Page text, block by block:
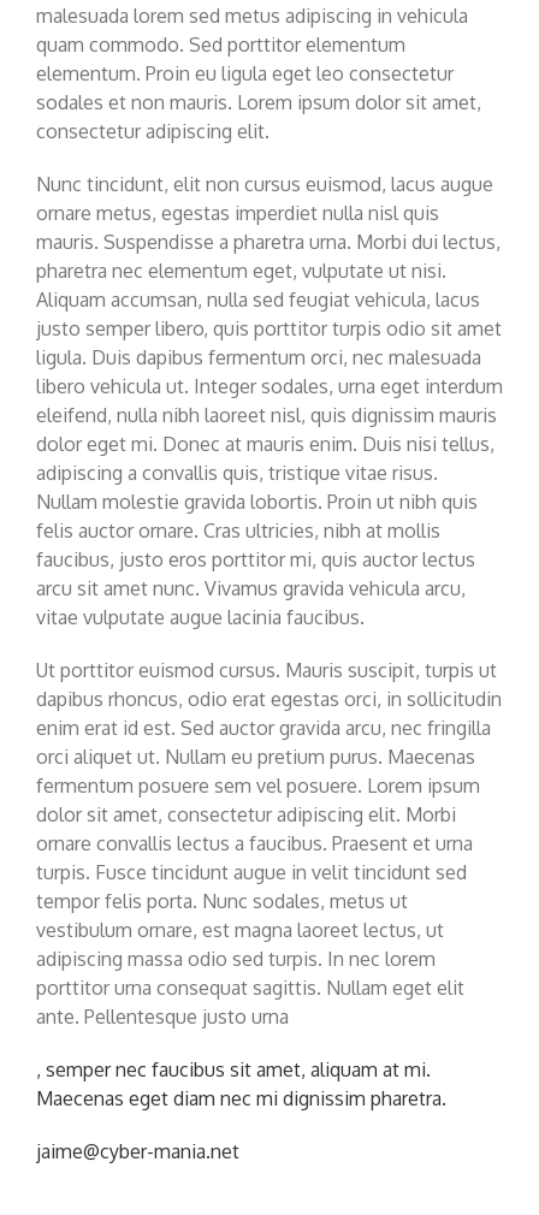
malesuada lorem sed metus adipiscing in vehicula
quam commodo. Sed porttitor elementum
elementum. Proin eu ligula eget leo consectetur
sodales et non mauris. Lorem ipsum dolor sit amet,
consectetur adipiscing elit.
Nunc tincidunt, elit non cursus euismod, lacus augue
ornare metus, egestas imperdiet nulla nisl quis
mauris. Suspendisse a pharetra urna. Morbi dui lectus,
pharetra nec elementum eget, vulputate ut nisi.
Aliquam accumsan, nulla sed feugiat vehicula, lacus
justo semper libero, quis porttitor turpis odio sit amet
ligula. Duis dapibus fermentum orci, nec malesuada
libero vehicula ut. Integer sodales, urna eget interdum
eleifend, nulla nibh laoreet nisl, quis dignissim mauris
dolor eget mi. Donec at mauris enim. Duis nisi tellus,
adipiscing a convallis quis, tristique vitae risus.
Nullam molestie gravida lobortis. Proin ut nibh quis
felis auctor ornare. Cras ultricies, nibh at mollis
faucibus, justo eros porttitor mi, quis auctor lectus
arcu sit amet nunc. Vivamus gravida vehicula arcu,
vitae vulputate augue lacinia faucibus.
Ut porttitor euismod cursus. Mauris suscipit, turpis ut
dapibus rhoncus, odio erat egestas orci, in sollicitudin
enim erat id est. Sed auctor gravida arcu, nec fringilla
orci aliquet ut. Nullam eu pretium purus. Maecenas
fermentum posuere sem vel posuere. Lorem ipsum
dolor sit amet, consectetur adipiscing elit. Morbi
ornare convallis lectus a faucibus. Praesent et urna
turpis. Fusce tincidunt augue in velit tincidunt sed
tempor felis porta. Nunc sodales, metus ut
vestibulum ornare, est magna laoreet lectus, ut
adipiscing massa odio sed turpis. In nec lorem
porttitor urna consequat sagittis. Nullam eget elit
ante. Pellentesque justo urna
Buy
Cialis
, semper nec faucibus sit amet, aliquam at mi.
Maecenas eget diam nec mi dignissim pharetra.
jaime@cyber-mania.net